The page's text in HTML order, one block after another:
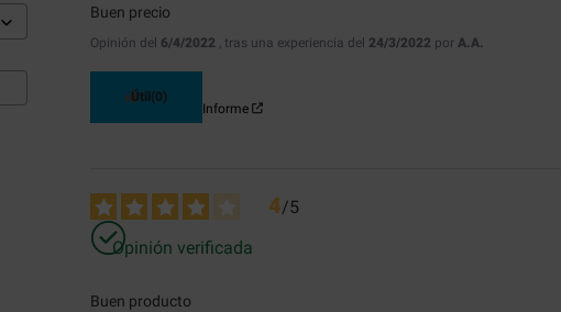
Buen precio
Opinión del 6/4/2022 , tras una experiencia del 24/3/2022 porA.A.
Útil (0)
Informe
4/5
Opinión verificada
Buen producto